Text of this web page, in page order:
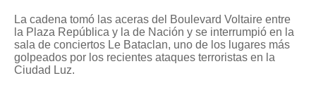
La cadena tomó las aceras del Boulevard Voltaire entre
la Plaza República y la de Nación y se interrumpió en la
sala de conciertos Le Bataclan, uno de los lugares más
golpeados por los recientes ataques terroristas en la
Ciudad Luz.